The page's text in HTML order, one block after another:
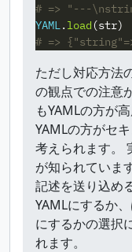
# => "---
YAML. load (str)
# =>
ただし対応方法
の観点での注意
もYAMLの方が
YAMLの方がセ
考えられます。
が知られていま
記述を送り込め
YAMLにするか
にするかの選択
れます。